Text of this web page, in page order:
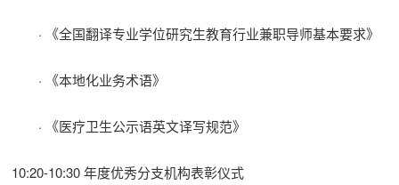
· 《全国翻译专业学位研究生教育行业兼职导师基本要求》
· 《本地化业务术语》
· 《医疗卫生公示语英文译写规范》
10:20-10:30 年度优秀分支机构表彰仪式